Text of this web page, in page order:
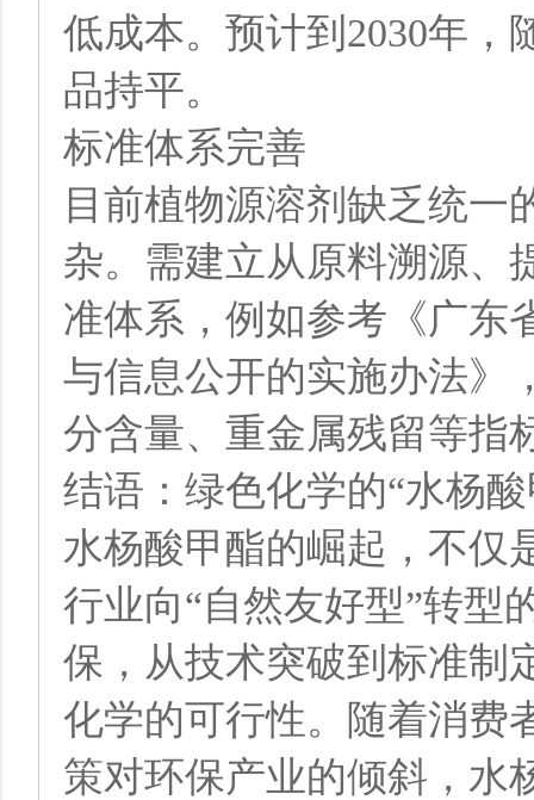
低成本。预计到2030年，
品持平。
标准体系完善
目前植物源溶剂缺乏统一
杂。需建立从原料溯源、
准体系，例如参考《广东
与信息公开的实施办法》
分含量、重金属残留等指
结语：绿色化学的“水杨
水杨酸甲酯的崛起，不仅
行业向“自然友好型”转型
保，从技术突破到标准制
化学的可行性。随着消费
策对环保产业的倾斜，水